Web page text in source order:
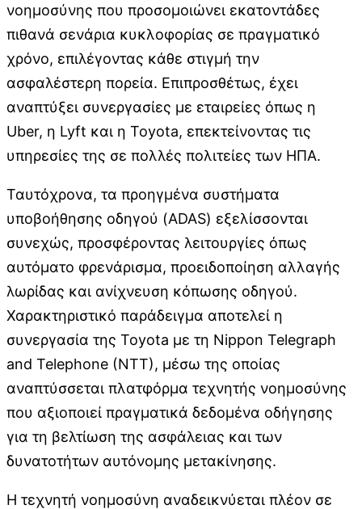
νοημοσύνης που προσομοιώνει εκατοντάδες
πιθανά σενάρια κυκλοφορίας σε πραγματικό
χρόνο, επιλέγοντας κάθε στιγμή την
ασφαλέστερη πορεία. Επιπροσθέτως, έχει
αναπτύξει συνεργασίες με εταιρείες όπως η
Uber, η Lyft και η Toyota, επεκτείνοντας τις
υπηρεσίες της σε πολλές πολιτείες των ΗΠΑ.
Ταυτόχρονα, τα προηγμένα συστήματα
υποβοήθησης οδηγού (ADAS) εξελίσσονται
συνεχώς, προσφέροντας λειτουργίες όπως
αυτόματο φρενάρισμα, προειδοποίηση αλλαγής
λωρίδας και ανίχνευση κόπωσης οδηγού.
Χαρακτηριστικό παράδειγμα αποτελεί η
συνεργασία της Toyota με τη Nippon Telegraph
and Telephone (NTT), μέσω της οποίας
αναπτύσσεται πλατφόρμα τεχνητής νοημοσύνης
που αξιοποιεί πραγματικά δεδομένα οδήγησης
για τη βελτίωση της ασφάλειας και των
δυνατοτήτων αυτόνομης μετακίνησης.
Η τεχνητή νοημοσύνη αναδεικνύεται πλέον σε